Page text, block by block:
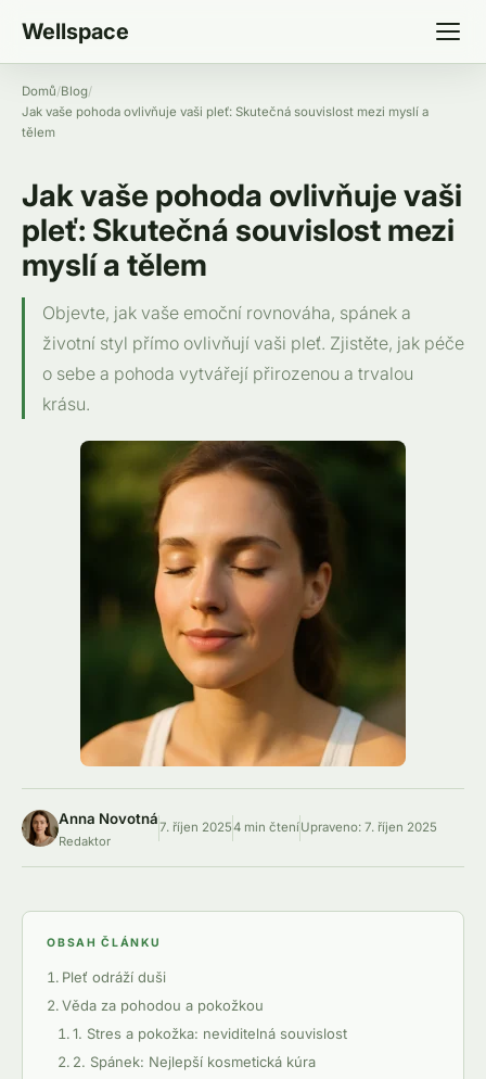
Wellspace
Domů/Blog/
Jak vaše pohoda ovlivňuje vaši pleť: Skutečná souvislost mezi myslí a
tělem
Jak vaše pohoda ovlivňuje vaši
pleť: Skutečná souvislost mezi
myslí a tělem
Objevte, jak vaše emoční rovnováha, spánek a
životní styl přímo ovlivňují vaši pleť. Zjistěte, jak péče
o sebe a pohoda vytvářejí přirozenou a trvalou
krásu.
Anna Novotná
Redaktor
7. říjen 20254 min čteníUpraveno: 7. říjen 2025
OBSAH ČLÁNKU
Pleť odráží duši
Věda za pohodou a pokožkou
1. Stres a pokožka: neviditelná souvislost
2. Spánek: Nejlepší kosmetická kúra